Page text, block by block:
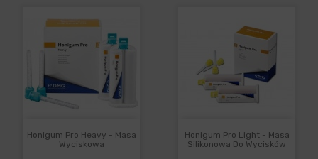
Honigum Pro Heavy - Masa
Wyciskowa
Honigum Pro Light - Masa
Silikonowa Do Wycisków